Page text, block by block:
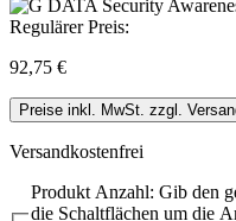
Regulärer Preis:
92,75 €
Preise inkl. MwSt. zzgl.
Versandkostenfrei
Produkt Anzahl: Gib den
die Schaltflächen um die